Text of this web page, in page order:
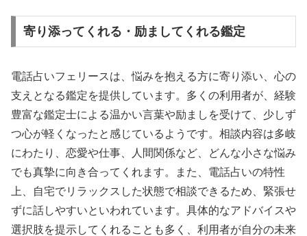
寄り添ってくれる・励ましてくれる鑑定
電話占いフェリースは、悩みを抱える方に寄り添い、心の
支えとなる鑑定を提供しています。多くの利用者が、経験
豊富な鑑定士による温かい言葉や励ましを受けて、少しず
つ心が軽くなったと感じているようです。相談内容は多岐
にわたり、恋愛や仕事、人間関係など、どんな小さな悩み
でも真摯に向き合ってくれます。また、電話占いの特性
上、自宅でリラックスした状態で相談できるため、緊張せ
ずに話しやすいといわれています。具体的なアドバイスや
選択肢を提示してくれることも多く、利用者が自分の未来